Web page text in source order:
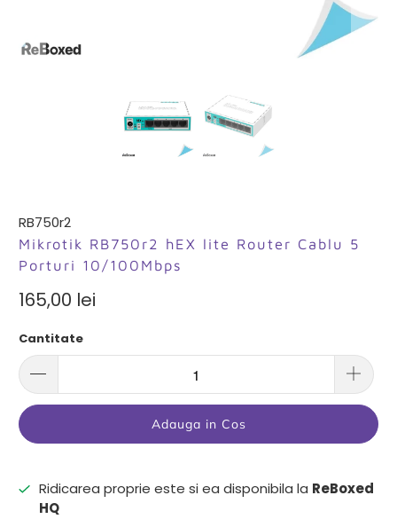
RB750r2
Mikrotik RB750r2 hEX lite Router Cablu 5
Porturi 10/100Mbps
165,00 lei
Cantitate
Adauga in Cos
Ridicarea proprie este si ea disponibila la ReBoxed
HQ